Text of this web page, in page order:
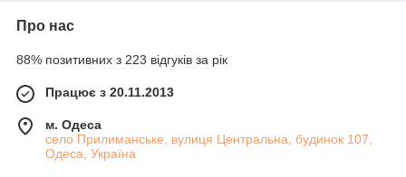
Про нас
88% позитивних з 223 відгуків за рік
Працює з 20.11.2013
м. Одеса
село Прилиманське, вулиця Центральна, будинок 107,
Одеса, Україна